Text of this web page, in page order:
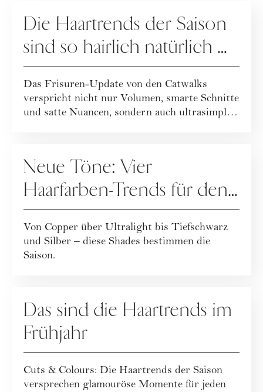
Die Haartrends der Saison
sind so hairlich natürlich …
Das Frisuren-Update von den Catwalks
verspricht nicht nur Volumen, smarte Schnitte
und satte Nuancen, sondern auch ultrasimple
Neue Töne: Vier
Haarfarben-Trends für den
Winter
Von Copper über Ultralight bis Tiefschwarz
und Silber – diese Shades bestimmen die
Saison.
Das sind die Haartrends im
Frühjahr
Cuts & Colours: Die Haartrends der Saison
versprechen glamouröse Momente für jeden